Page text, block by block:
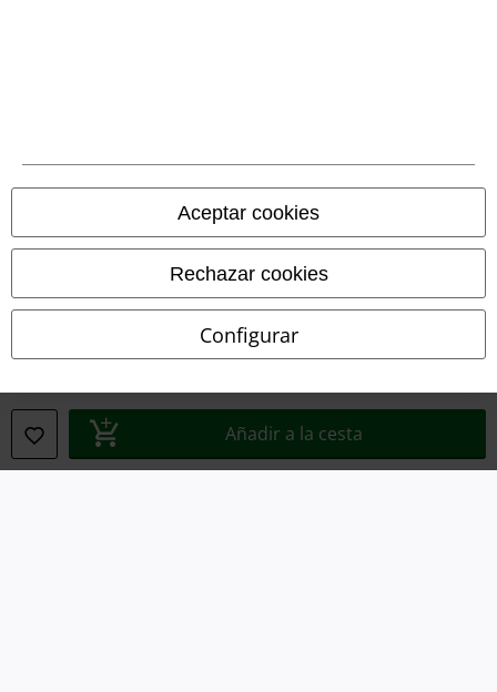
Aceptar cookies
Rechazar cookies
Configurar
Añadir a la cesta
Términos y Condiciones
Ley protección de datos
Declaración de Conformidad
Información sobre accesibilidad